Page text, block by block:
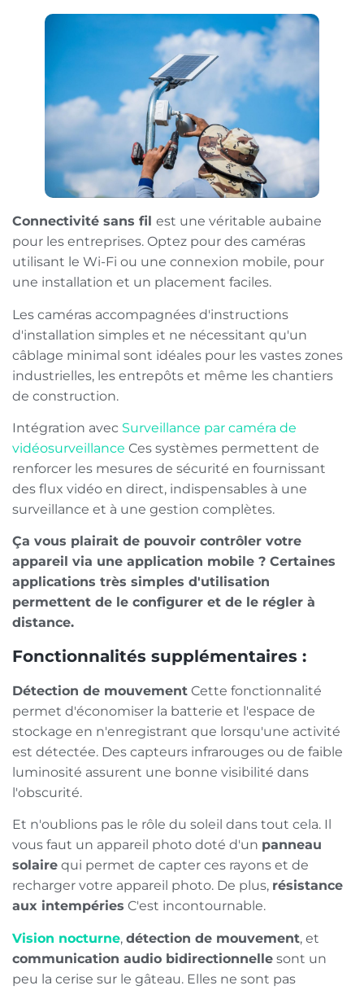
Connectivité sans fil est une véritable aubaine
pour les entreprises. Optez pour des caméras
utilisant le Wi-Fi ou une connexion mobile, pour
une installation et un placement faciles.
Les caméras accompagnées d'instructions
d'installation simples et ne nécessitant qu'un
câblage minimal sont idéales pour les vastes zones
industrielles, les entrepôts et même les chantiers
de construction.
Intégration avec Surveillance par caméra de
vidéosurveillance Ces systèmes permettent de
renforcer les mesures de sécurité en fournissant
des flux vidéo en direct, indispensables à une
surveillance et à une gestion complètes.
Ça vous plairait de pouvoir contrôler votre
appareil via une application mobile ? Certaines
applications très simples d'utilisation
permettent de le configurer et de le régler à
distance.
Fonctionnalités supplémentaires :
Détection de mouvement Cette fonctionnalité
permet d'économiser la batterie et l'espace de
stockage en n'enregistrant que lorsqu'une activité
est détectée. Des capteurs infrarouges ou de faible
luminosité assurent une bonne visibilité dans
l'obscurité.
Et n'oublions pas le rôle du soleil dans tout cela. Il
vous faut un appareil photo doté d'un panneau
solaire qui permet de capter ces rayons et de
recharger votre appareil photo. De plus, résistance
aux intempéries C'est incontournable.
Vision nocturne, détection de mouvement, et
communication audio bidirectionnelle sont un
peu la cerise sur le gâteau. Elles ne sont pas